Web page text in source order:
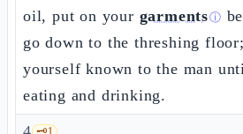
oil, put on your garmentsⓘ
go down to the threshing
yourself known to the man
eating and drinking.
🗝️1